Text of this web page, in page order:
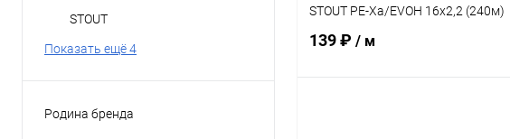
STOUT
Показать ещё 4
Родина бренда
STOUT PE-Xa/EVOH 16х2,2 (240м)
139 ₽ / м